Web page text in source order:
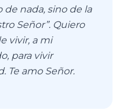
nada, sino de la
Señor”. Quiero
vivir, a mi
para vivir
Te amo Señor.